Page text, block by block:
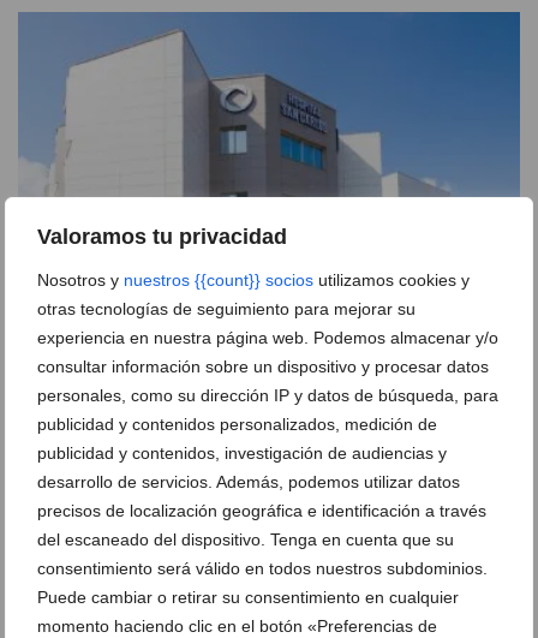
Valoramos tu privacidad
Nosotros y nuestros {{count}} socios utilizamos cookies y
otras tecnologías de seguimiento para mejorar su
experiencia en nuestra página web. Podemos almacenar y/o
consultar información sobre un dispositivo y procesar datos
personales, como su dirección IP y datos de búsqueda, para
publicidad y contenidos personalizados, medición de
publicidad y contenidos, investigación de audiencias y
desarrollo de servicios. Además, podemos utilizar datos
precisos de localización geográfica e identificación a través
del escaneado del dispositivo. Tenga en cuenta que su
consentimiento será válido en todos nuestros subdominios.
Puede cambiar o retirar su consentimiento en cualquier
momento haciendo clic en el botón «Preferencias de
¿Buscas atención médica rápida y de calidad?
Descubre todos los servicios que ofrece el Hospital
San Carlos
28 de enero de 2026